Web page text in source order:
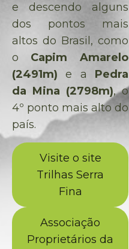
e descendo alguns
dos pontos mais
altos do Brasil, como
o Capim Amarelo
(2491m) e a Pedra
da Mina (2798m), o
4º ponto mais alto do
país.
Visite o site
Trilhas Serra
Fina
Associação
Proprietários da